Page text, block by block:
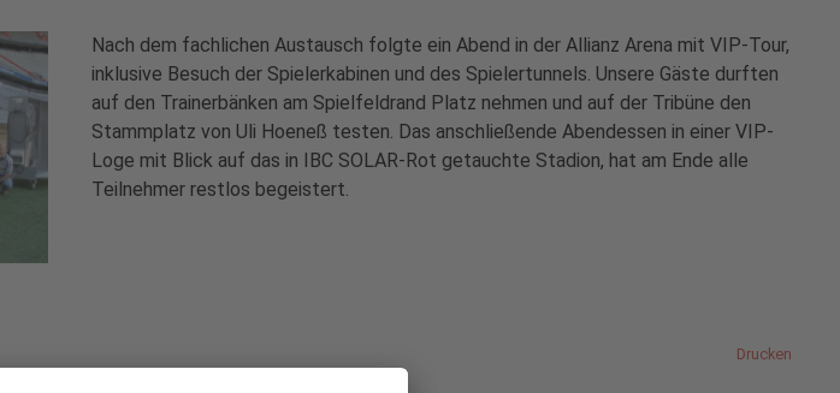
Nach dem fachlichen Austausch folgte ein Abend in der Allianz Arena mit VIP-Tour,
inklusive Besuch der Spielerkabinen und des Spielertunnels. Unsere Gäste durften
auf den Trainerbänken am Spielfeldrand Platz nehmen und auf der Tribüne den
Stammplatz von Uli Hoeneß testen. Das anschließende Abendessen in einer VIP-
Loge mit Blick auf das in IBC SOLAR-Rot getauchte Stadion, hat am Ende alle
Teilnehmer restlos begeistert.
Drucken